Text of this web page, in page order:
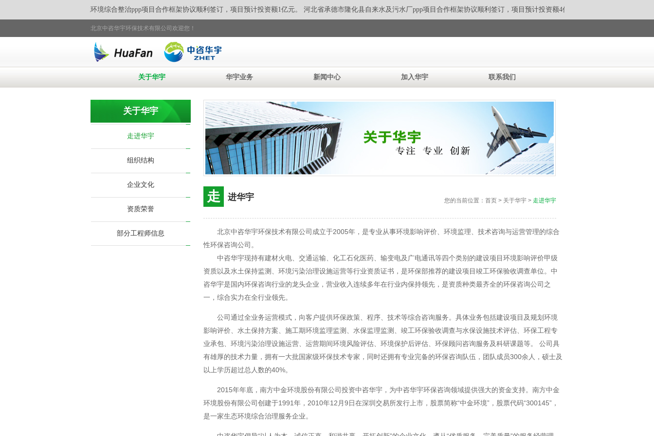
水源涵养地七家茅荆坝区域环境综合整治ppp项目合作框架协议顺利签订， 项目预计投资额1亿元。 河北省承德市隆化县自来水及污水厂ppp项目合作框架协议顺利签订， 项目预计投资额4亿元。 泸沽湖环湖截污及生态
北京中咨华宇环保技术有限公司欢迎您！
关于华宇 华宇业务 新闻中心 加入华宇 联系我们
关于华宇
走进华宇
组织结构
企业文化
资质荣誉
部分工程师信息
走 进华宇 您的当前位置：首页 > 关于华宇 > 走进华宇
北京中咨华宇环保技术有限公司成立于2005年，是专业从事环境影响评价、环境监理、技术咨询与运营管理的综合
性环保咨询公司。
中咨华宇现持有建材火电、交通运输、化工石化医药、输变电及广电通讯等四个类别的建设项目环境影响评价甲级
资质以及水土保持监测、环境污染治理设施运营等行业资质证书，是环保部推荐的建设项目竣工环保验收调查单位。中
咨华宇是国内环保咨询行业的龙头企业，营业收入连续多年在行业内保持领先，是资质种类最齐全的环保咨询公司之
一，综合实力在全行业领先。
公司通过全业务运营模式，向客户提供环保政策、程序、技术等综合咨询服务。具体业务包括建设项目及规划环境
影响评价、水土保持方案、施工期环境监理监测、水保监理监测、竣工环保验收调查与水保设施技术评估、环保工程专
业承包、环境污染治理设施运营、运营期间环境风险评估、环境保护后评估、环保顾问咨询服务及科研课题等。 公司具
有雄厚的技术力量，拥有一大批国家级环保技术专家，同时还拥有专业完备的环保咨询队伍，团队成员300余人，硕士及
以上学历超过总人数的40%。
2015年年底，南方中金环境股份有限公司投资中咨华宇，为中咨华宇环保咨询领域提供强大的资金支持。南方中金
环境股份有限公司创建于1991年，2010年12月9日在深圳交易所发行上市，股票简称“中金环境”，股票代码“300145”，
是一家生态环境综合治理服务企业。